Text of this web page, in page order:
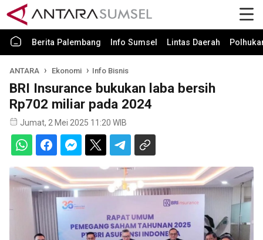
Berita Palembang Info Sumsel Lintas Daerah
ANTARA Ekonomi Info Bisnis
BRI Insurance bukukan laba bersih
Rp702 miliar pada 2024
Jumat, 2 Mei 2025 11:20 WIB